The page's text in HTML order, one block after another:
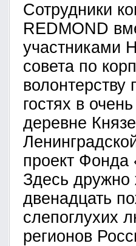
Сотрудники
REDMOND
участниками
совета по
волонтерству
гостях в
деревне
проект Фонда
Здесь дружно
двенадцать
слепоглухих
регионов